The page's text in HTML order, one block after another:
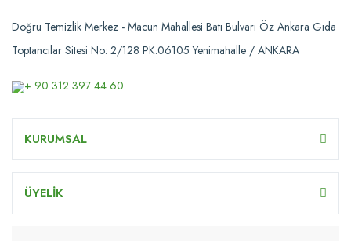
Doğru Temizlik Merkez - Macun Mahallesi Batı Bulvarı Öz Ankara Gıda
Toptancılar Sitesi No: 2/128 PK.06105 Yenimahalle / ANKARA
+ 90 312 397 44 60
KURUMSAL
ÜYELİK